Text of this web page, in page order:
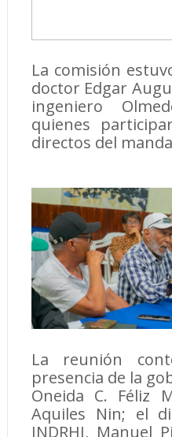
La comisión
doctor Edgar
ingeniero
quienes
directos del
La reunión
presencia de la
Oneida C. Féliz
Aquiles Nin; el
INDRHI, Manuel